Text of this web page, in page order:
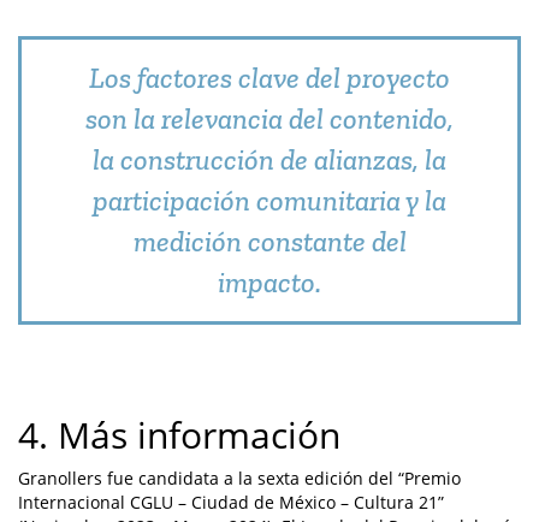
Los factores clave del proyecto
son la relevancia del contenido,
la construcción de alianzas, la
participación comunitaria y la
medición constante del
impacto.
4. Más información
Granollers fue candidata a la sexta edición del “Premio
Internacional CGLU – Ciudad de México – Cultura 21”